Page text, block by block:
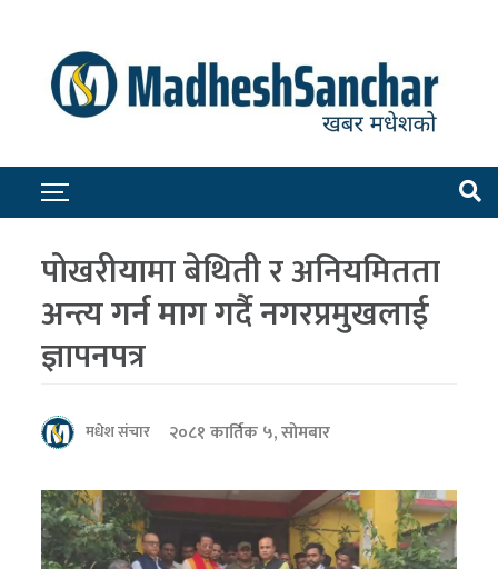
पोखरीयामा बेथिती र अनियमितता
अन्त्य गर्न माग गर्दै नगरप्रमुखलाई
ज्ञापनपत्र
मधेश संचार २०८१ कार्तिक ५, सोमबार